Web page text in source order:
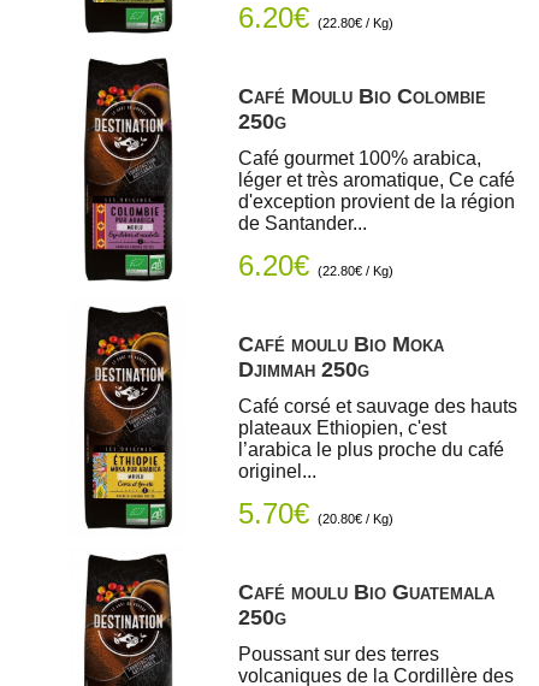
6.20€ (22.80€ / Kg)
Café Moulu Bio Colombie
250g
Café gourmet 100% arabica,
léger et très aromatique, Ce café
d'exception provient de la région
de Santander...
6.20€ (22.80€ / Kg)
Café moulu Bio Moka
Djimmah 250g
Café corsé et sauvage des hauts
plateaux Ethiopien, c'est
l’arabica le plus proche du café
originel...
5.70€ (20.80€ / Kg)
Café moulu Bio Guatemala
250g
Poussant sur des terres
volcaniques de la Cordillère des